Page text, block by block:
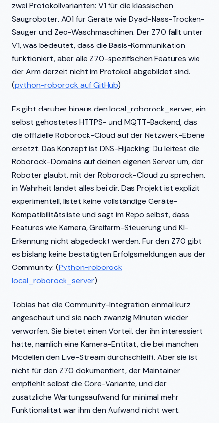
zwei Protokollvarianten: V1 für die klassischen
Saugroboter, A01 für Geräte wie Dyad-Nass-Trocken-
Sauger und Zeo-Waschmaschinen. Der Z70 fällt unter
V1, was bedeutet, dass die Basis-Kommunikation
funktioniert, aber alle Z70-spezifischen Features wie
der Arm derzeit nicht im Protokoll abgebildet sind.
(python-roborock auf GitHub)
Es gibt darüber hinaus den local_roborock_server, ein
selbst gehostetes HTTPS- und MQTT-Backend, das
die offizielle Roborock-Cloud auf der Netzwerk-Ebene
ersetzt. Das Konzept ist DNS-Hijacking: Du leitest die
Roborock-Domains auf deinen eigenen Server um, der
Roboter glaubt, mit der Roborock-Cloud zu sprechen,
in Wahrheit landet alles bei dir. Das Projekt ist explizit
experimentell, listet keine vollständige Geräte-
Kompatibilitätsliste und sagt im Repo selbst, dass
Features wie Kamera, Greifarm-Steuerung und KI-
Erkennung nicht abgedeckt werden. Für den Z70 gibt
es bislang keine bestätigten Erfolgsmeldungen aus der
Community. (Python-roborock
local_roborock_server)
Tobias hat die Community-Integration einmal kurz
angeschaut und sie nach zwanzig Minuten wieder
verworfen. Sie bietet einen Vorteil, der ihn interessiert
hätte, nämlich eine Kamera-Entität, die bei manchen
Modellen den Live-Stream durchschleift. Aber sie ist
nicht für den Z70 dokumentiert, der Maintainer
empfiehlt selbst die Core-Variante, und der
zusätzliche Wartungsaufwand für minimal mehr
Funktionalität war ihm den Aufwand nicht wert.